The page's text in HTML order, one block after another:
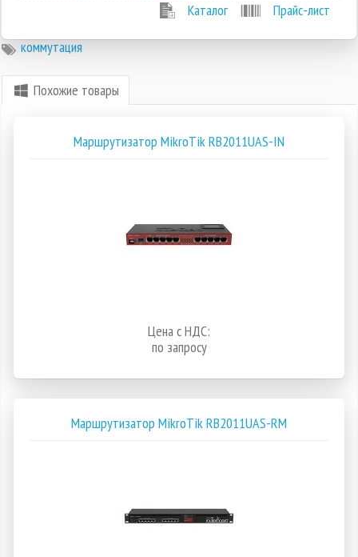
Каталог
Прайс-лист
коммутация
Похожие товары
Маршрутизатор MikroTik RB2011UAS-IN
Цена с НДС:
по запросу
Маршрутизатор MikroTik RB2011UAS-RM